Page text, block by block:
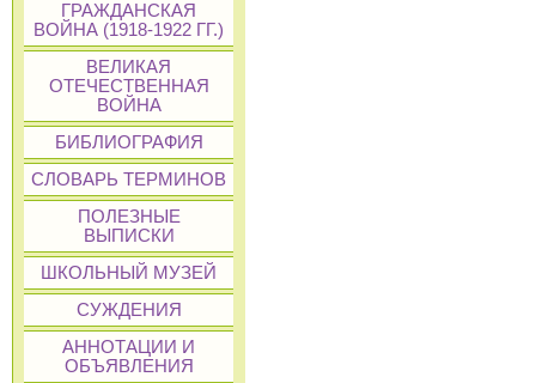
ГРАЖДАНСКАЯ
ВОЙНА (1918-1922 ГГ.)
ВЕЛИКАЯ
ОТЕЧЕСТВЕННАЯ
ВОЙНА
БИБЛИОГРАФИЯ
СЛОВАРЬ ТЕРМИНОВ
ПОЛЕЗНЫЕ
ВЫПИСКИ
ШКОЛЬНЫЙ МУЗЕЙ
СУЖДЕНИЯ
АННОТАЦИИ И
ОБЪЯВЛЕНИЯ